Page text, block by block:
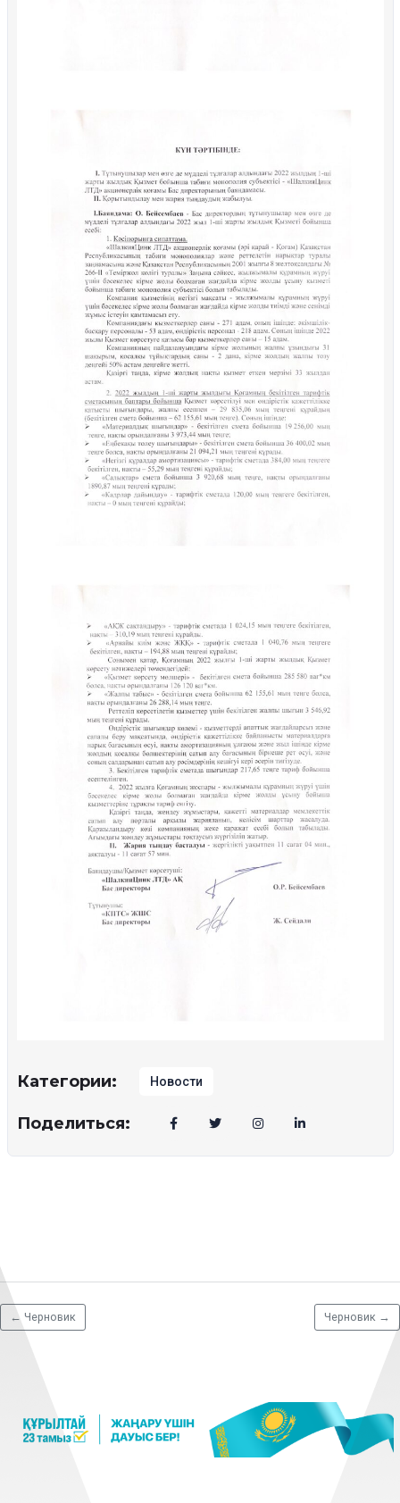
Категории: Новости
Поделиться:
← Черновик Черновик →